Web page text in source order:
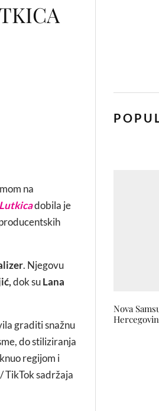
na
Lutkicadobila je
. Njegovu
dok suLana
graditi snažnu
do stiliziranja
regijom i
TikTok sadržaja
Nova